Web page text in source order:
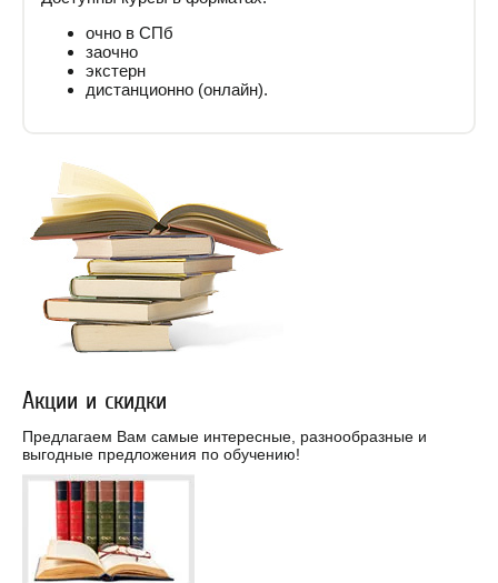
очно в СПб
заочно
экстерн
дистанционно (онлайн).
Акции и скидки
Предлагаем Вам самые интересные, разнообразные и
выгодные предложения по обучению!